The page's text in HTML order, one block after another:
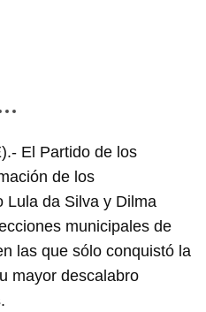
El Partido de los
de los
Lula da Silva y Dilma
municipales de
las que sólo conquistó la
mayor descalabro